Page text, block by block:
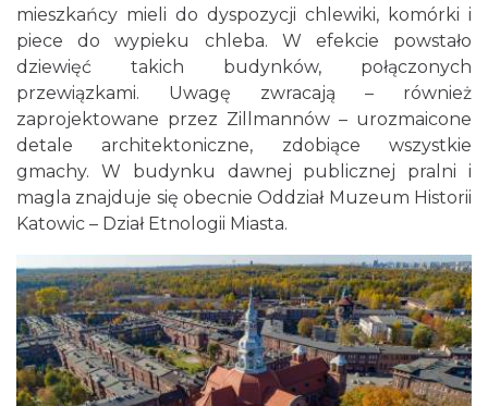
mieszkańcy mieli do dyspozycji chlewiki, komórki i
piece do wypieku chleba. W efekcie powstało
dziewięć takich budynków, połączonych
przewiązkami. Uwagę zwracają – również
zaprojektowane przez Zillmannów – urozmaicone
detale architektoniczne, zdobiące wszystkie
gmachy. W budynku dawnej publicznej pralni i
magla znajduje się obecnie Oddział Muzeum Historii
Katowic – Dział Etnologii Miasta.